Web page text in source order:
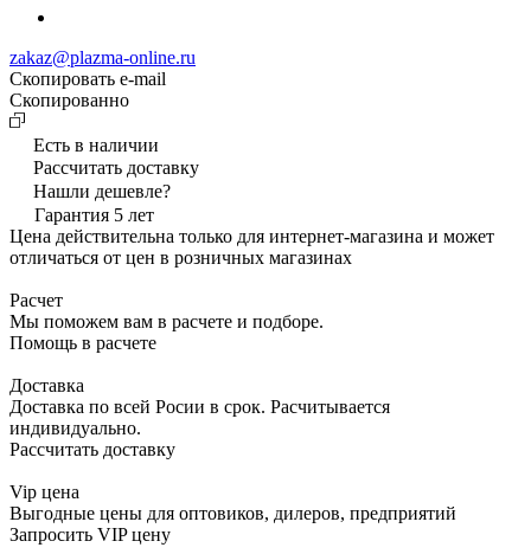
zakaz@plazma-online.ru
Скопировать e-mail
Cкопированно
Есть в наличии
Рассчитать доставку
Нашли дешевле?
Гарантия 5 лет
Цена действительна только для интернет-магазина и может
отличаться от цен в розничных магазинах
Расчет
Мы поможем вам в расчете и подборе.
Помощь в расчете
Доставка
Доставка по всей Росии в срок. Расчитывается
индивидуально.
Рассчитать доставку
Vip цена
Выгодные цены для оптовиков, дилеров, предприятий
Запросить VIP цену